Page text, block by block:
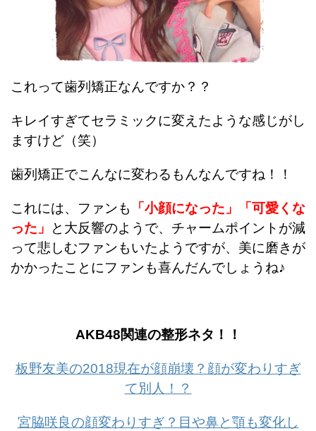
これって歯列矯正なんですか？？
キレイすぎてセラミックに変えたような感じがし
ますけど（笑）
歯列矯正でこんなに変わるもんなんですね！！
これには、ファンも
「小顔になった」「可愛くな
った」
と大反響のようで、 チャームポイントが減
って悲しむファンもいたようですが、美に磨きが
かかったことにファンも喜んだんでしょうね♪
AKB48関連の整形ネタ！！
板野友美の2018現在が顔崩壊？顔が変わりすぎ
て別人！？
宮脇咲良の顔変わりすぎ？目や鼻と顎も変化し